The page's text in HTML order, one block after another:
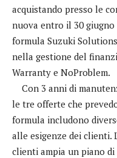
acquistando presso le
nuova entro il 30 giugno
formula Suzuki
nella gestione del
Warranty e NoProblem.
Con 3 anni di
le tre offerte che
formula includono
alle esigenze dei clienti.
clienti ampia un piano